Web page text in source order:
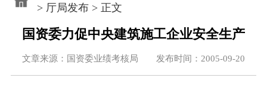
> 厅局发布> 正文
国资委力促中央建筑施工企业安全生产
文章来源：国资委业绩考核局 发布时间：2005-09-20